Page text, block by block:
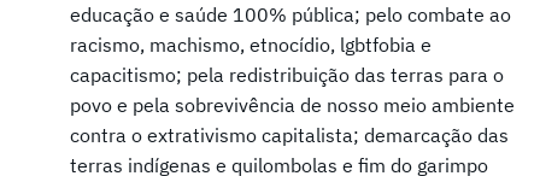
educação e saúde 100% pública; pelo combate ao
racismo, machismo, etnocídio, lgbtfobia e
capacitismo; pela redistribuição das terras para o
povo e pela sobrevivência de nosso meio ambiente
contra o extrativismo capitalista; demarcação das
terras indígenas e quilombolas e fim do garimpo